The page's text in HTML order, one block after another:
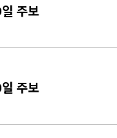
주보
주보